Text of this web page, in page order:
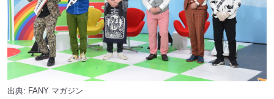
出典: FANY マガジン